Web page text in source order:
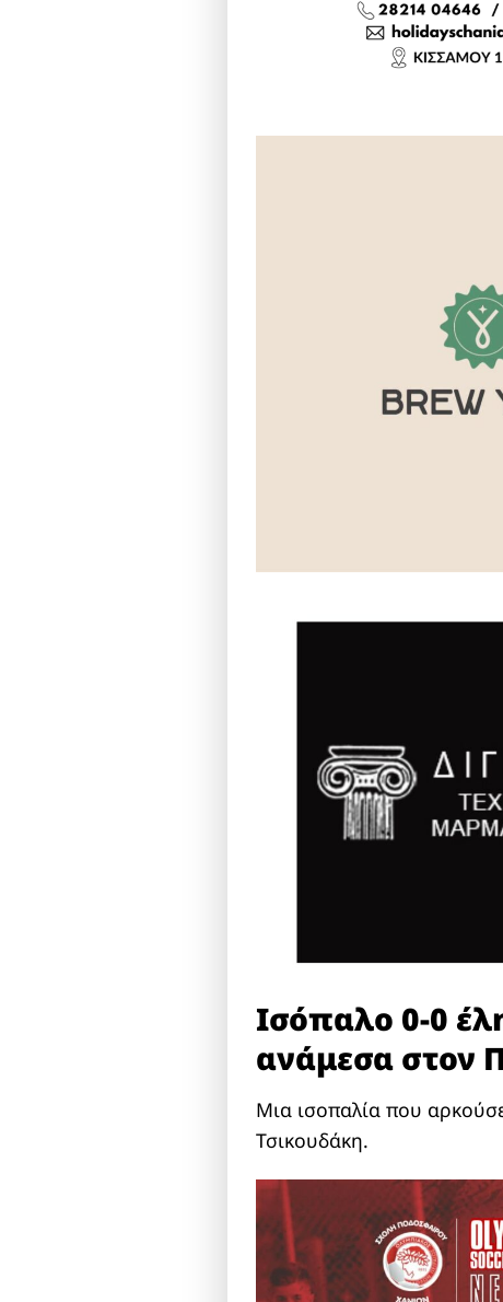
Ισόπαλο 0-0
ανάμεσα στον
Μια ισοπαλία που
Τσικουδάκη.